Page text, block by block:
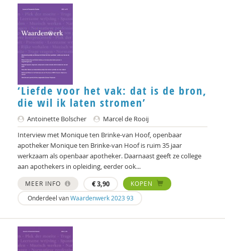
Kees Klomp
Marije Klomp
Carla Kolner
Lotte Koning
Swanny Kremer
Harry Kunneman
Harry Kunneman
Wouter Kusters
Esther Lammers
Judith Leest
Monique Leijgraaf
Eric Leltz
‘Liefde voor het vak: dat is de bron,
die wil ik laten stromen’
Antoinette Bolscher
Marcel de Rooij
Interview met Monique ten Brinke-van Hoof, openbaar
apotheker Monique ten Brinke-van Hoof is ruim 35 jaar
werkzaam als openbaar apotheker. Daarnaast geeft ze college
aan apothekers in opleiding, eerder ook...
MEER INFO €3,90
KOPEN
Onderdeel vanWaardenwerk 2023 93